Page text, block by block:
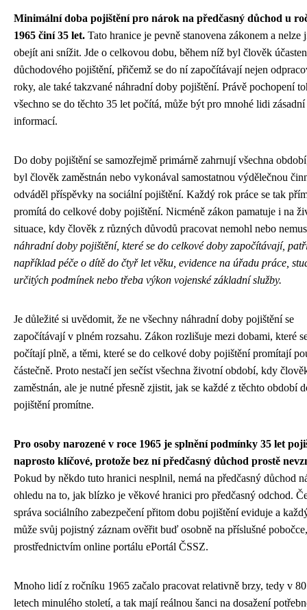
Minimální doba pojištění pro nárok na předčasný důchod u
1965 činí 35 let. Tato hranice je pevně stanovena zákonem a nelze
obejít ani snížit. Jde o celkovou dobu, během níž byl člověk účasten
důchodového pojištění, přičemž se do ní započítávají nejen
roky, ale také takzvané náhradní doby pojištění. Právě pochopení
všechno se do těchto 35 let počítá, může být pro mnohé lidi zásadní
informací.
Do doby pojištění se samozřejmě primárně zahrnují všechna
byl člověk zaměstnán nebo vykonával samostatnou výdělečnou
odváděl příspěvky na sociální pojištění. Každý rok práce se tak
promítá do celkové doby pojištění. Nicméně zákon pamatuje i na
situace, kdy člověk z různých důvodů pracovat nemohl nebo
náhradní doby pojištění, které se do celkové doby započítávají,
například péče o dítě do čtyř let věku, evidence na úřadu práce,
určitých podmínek nebo třeba výkon vojenské základní služby.
Je důležité si uvědomit, že ne všechny náhradní doby pojištění se
započítávají v plném rozsahu. Zákon rozlišuje mezi dobami, které
počítají plně, a těmi, které se do celkové doby pojištění promítají
částečně. Proto nestačí jen sečíst všechna životní období, kdy
zaměstnán, ale je nutné přesně zjistit, jak se každé z těchto období
pojištění promítne.
Pro osoby narozené v roce 1965 je splnění podmínky 35 let
naprosto klíčové, protože bez ní předčasný důchod prostě
Pokud by někdo tuto hranici nesplnil, nemá na předčasný důchod
ohledu na to, jak blízko je věkové hranici pro předčasný odchod.
správa sociálního zabezpečení přitom dobu pojištění eviduje a
může svůj pojistný záznam ověřit buď osobně na příslušné
prostřednictvím online portálu ePortál ČSSZ.
Mnoho lidí z ročníku 1965 začalo pracovat relativně brzy, tedy v
letech minulého století, a tak mají reálnou šanci na dosažení